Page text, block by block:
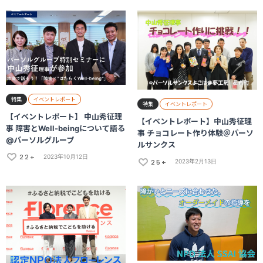
特集 イベントレポート
【イベントレポート】 中山秀征理
事 障害とWell-beingについて語る
@パーソルグループ
22+
2023年10月12日
特集 イベントレポート
【イベントレポート】中山秀征理
事 チョコレート作り体験＠パーソ
ルサンクス
25+
2023年2月13日